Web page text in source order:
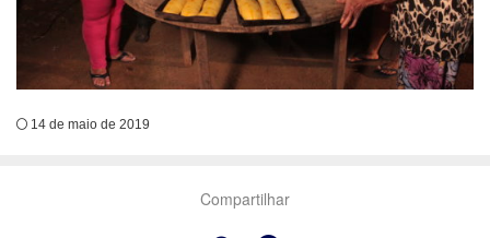
14 de maio de 2019
Compartilhar